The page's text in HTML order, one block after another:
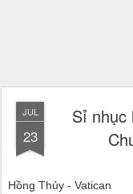
JUL
23
Sỉ nhục
Hồng Thủy - Vatican